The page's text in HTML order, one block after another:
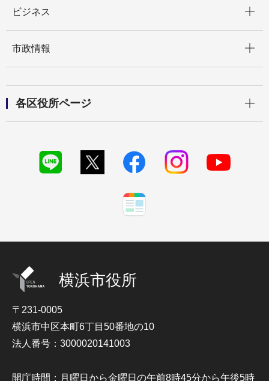
ビジネス
市政情報
各区役所ページ
横浜市役所
〒231-0005
横浜市中区本町6丁目50番地の10
法人番号：3000020141003
開庁時間：月曜日から金曜日の午前8時45分から午後5時